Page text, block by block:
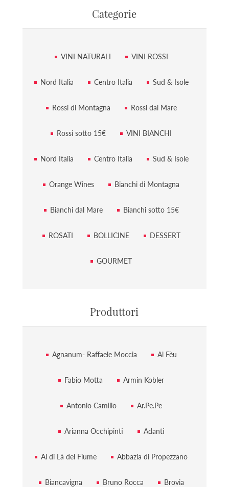
Categorie
VINI NATURALI VINI ROSSI
Nord Italia Centro Italia Sud & Isole
Rossi di Montagna Rossi dal Mare
Rossi sotto 15€ VINI BIANCHI
Nord Italia Centro Italia Sud & Isole
Orange Wines Bianchi di Montagna
Bianchi dal Mare Bianchi sotto 15€
ROSATI BOLLICINE DESSERT
GOURMET
Produttori
Agnanum- Raffaele Moccia Al Fèu
Fabio Motta Armin Kobler
Antonio Camillo Ar.Pe.Pe
Arianna Occhipinti Adanti
Al di Là del Fiume Abbazia di Propezzano
Biancavigna Bruno Rocca Brovia